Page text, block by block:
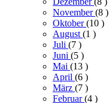
November(8 )
Oktober(10 )
August (1 )
Juli (7 )
Juni (5 )
Mai (13 )
April (6 )
März (7 )
Februar(4 )